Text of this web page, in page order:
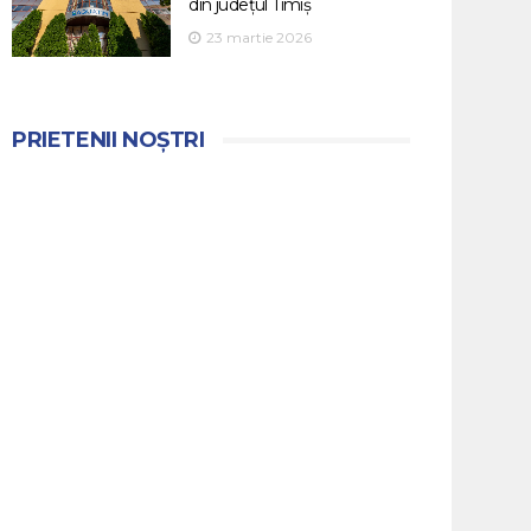
din județul Timiș
23 martie 2026
PRIETENII NOȘTRI